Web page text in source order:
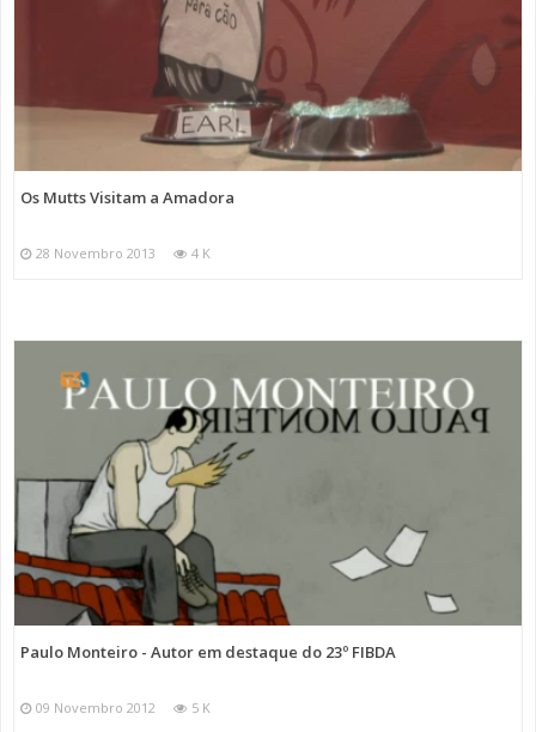
Os Mutts Visitam a Amadora
28 Novembro 2013 4 K
Paulo Monteiro - Autor em destaque do 23º FIBDA
09 Novembro 2012 5 K